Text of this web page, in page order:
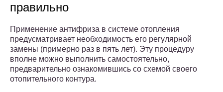
правильно
Применение антифриза в системе отопления
предусматривает необходимость его регулярной
замены (примерно раз в пять лет). Эту процедуру
вполне можно выполнить самостоятельно,
предварительно ознакомившись со схемой своего
отопительного контура.